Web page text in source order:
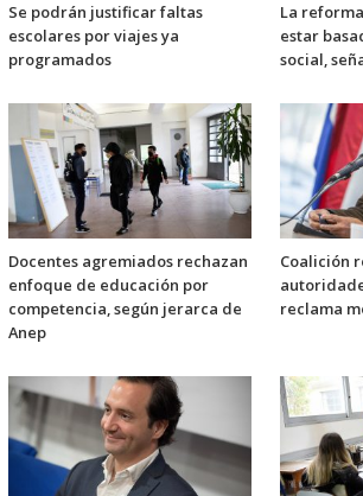
Se podrán justificar faltas
escolares por viajes ya
programados
La
estar
social,
Docentes agremiados rechazan
enfoque de educación por
competencia, según jerarca de
Anep
Coalición
reclama